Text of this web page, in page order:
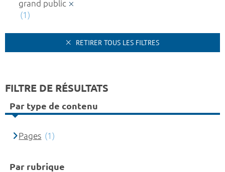
grand public
(1)
RETIRER TOUS LES FILTRES
FILTRE DE RÉSULTATS
Par type de contenu
Pages (1)
Par rubrique